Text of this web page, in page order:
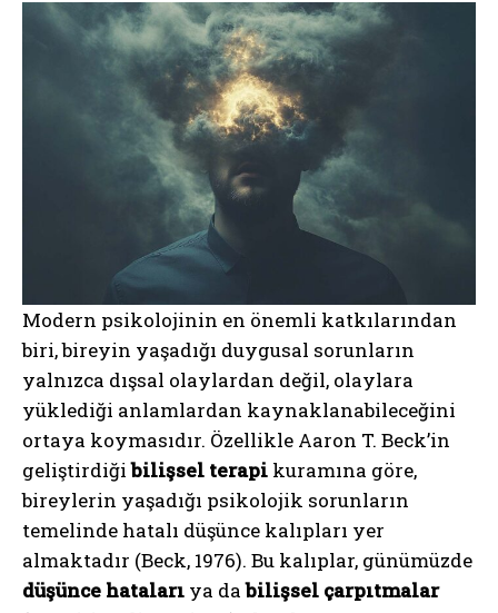
Modern psikolojinin en önemli katkılarından
biri, bireyin yaşadığı duygusal sorunların
yalnızca dışsal olaylardan değil, olaylara
yüklediği anlamlardan kaynaklanabileceğini
ortaya koymasıdır. Özellikle Aaron T. Beck’in
geliştirdiğibilişsel terapi kuramına göre,
bireylerin yaşadığı psikolojik sorunların
temelinde hatalı düşünce kalıpları yer
almaktadır (Beck, 1976). Bu kalıplar, günümüzde
düşünce hataları ya dabilişsel çarpıtmalar